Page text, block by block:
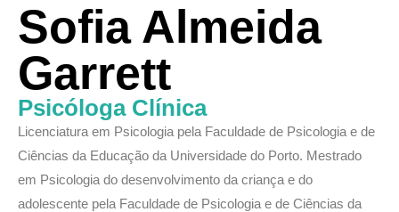
Sofia Almeida
Garrett
Psicóloga Clínica
Licenciatura em Psicologia pela Faculdade de Psicologia e de
Ciências da Educação da Universidade do Porto. Mestrado
em Psicologia do desenvolvimento da criança e do
adolescente pela Faculdade de Psicologia e de Ciências da